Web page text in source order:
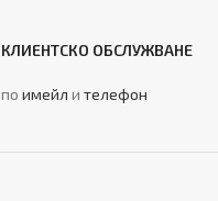
КЛИЕНТСКО ОБСЛУЖВАНЕ
по имейл и телефон